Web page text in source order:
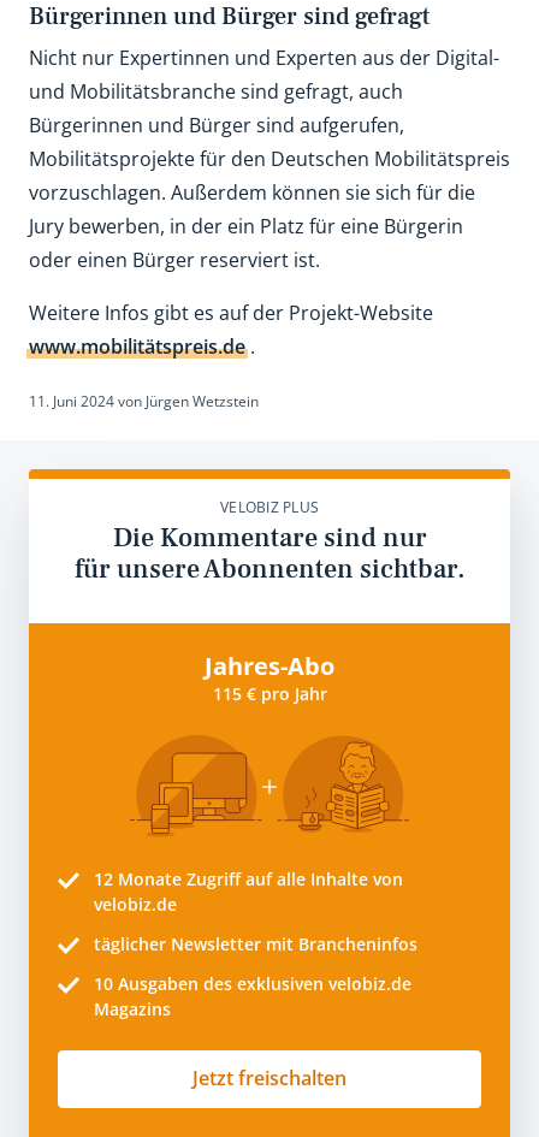
Bürgerinnen und Bürger sind gefragt
Nicht nur Expertinnen und Experten aus der Digital-
und Mobilitätsbranche sind gefragt, auch
Bürgerinnen und Bürger sind aufgerufen,
Mobilitätsprojekte für den Deutschen Mobilitätspreis
vorzuschlagen. Außerdem können sie sich für die
Jury bewerben, in der ein Platz für eine Bürgerin
oder einen Bürger reserviert ist.
Weitere Infos gibt es auf der Projekt-Website
www.mobilitätspreis.de.
11. Juni 2024von Jürgen Wetzstein
VELOBIZ PLUS
Die Kommentare sind nur
für unsere Abonnenten sichtbar.
Jahres-Abo
115 € pro Jahr
12 Monate Zugriff auf alle Inhalte von
velobiz.de
täglicher Newsletter mit Brancheninfos
10 Ausgaben des exklusiven velobiz.de
Magazins
Jetzt freischalten